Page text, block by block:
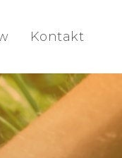
Kontakt